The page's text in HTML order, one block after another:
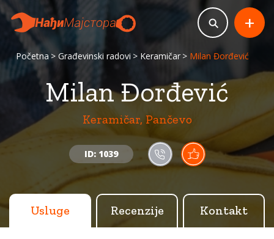
Početna Građevinski radovi Keramičar Milan Đorđević
Milan Đorđević
Keramičar, Pančevo
ID: 1039
+
Usluge Recenzije Kontakt